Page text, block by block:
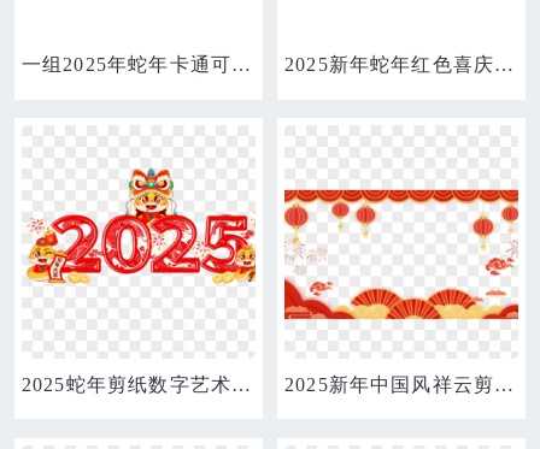
一组2025年蛇年卡通可爱手绘金色蛇IP形象免抠元素合集 2025新年蛇年红色喜庆花朵合成元素
2025蛇年剪纸数字艺术字合成元素 2025新年中国风祥云剪纸边框免抠元素